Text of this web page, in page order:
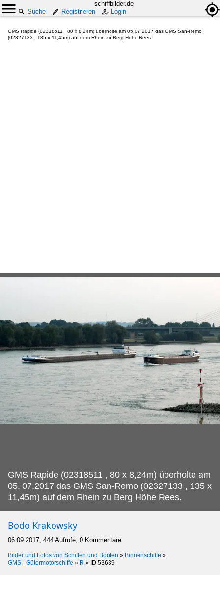
schiffbilder.de
Suche
Registrieren Login
GMS Rapide (02318511 , 80 x 8,24m) überholte am 05.07.2017 das GMS San-Remo
(02327133 , 135 x 11,45m) auf dem Rhein zu Berg Höhe Rees
GMS Rapide (02318511 , 80 x 8,24m) überholte am
05. 07.2017 das GMS San-Remo (02327133 , 135 x
11,45m) auf dem Rhein zu Berg Höhe Rees.
Bodo Krakowsky
06.09.2017, 444 Aufrufe, 0 Kommentare
Bilder und Fotos von Schiffen und Booten » Binnenschiffe »
GMS - Gütermotorschiffe » R » ID 53639